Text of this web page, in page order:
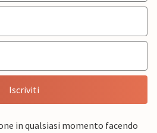
Iscriviti
in qualsiasi momento facendo